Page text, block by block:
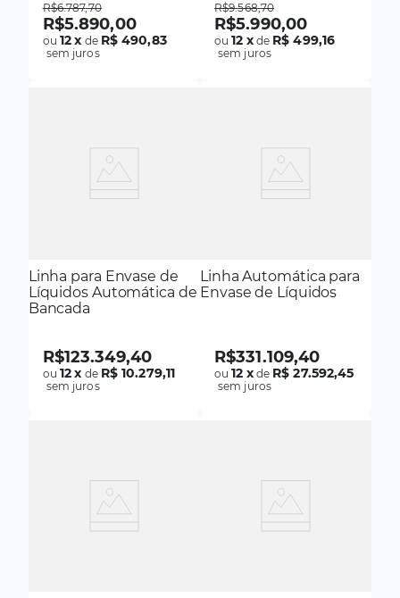
R$6.787,70
R$5.890,00
ou12x de R$ 490,83
sem juros
R$9.568,70
R$5.990,00
ou12 xde R$ 499,16
sem juros
Linha para Envase de
Líquidos Automática de
Bancada
R$123.349,40
ou12x de R$ 10.279,11
sem juros
Linha Automática para
Envase de Líquidos
R$331.109,40
ou12 xde R$ 27.592,45
sem juros